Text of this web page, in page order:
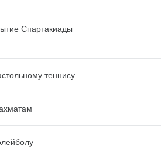
Спартакиады
теннису